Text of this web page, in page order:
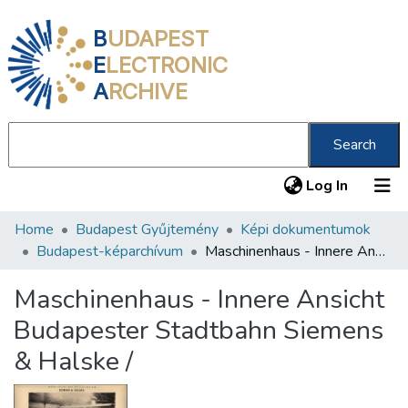
BUDAPEST
ELECTRONIC
ARCHIVE
Search
Log In (current)
Communities & Collections
Statistics
About us
Home Budapest Gyűjtemény
Képi dokumentumok
Budapest-képarchívum
Maschinenhaus - Innere Ansicht Budapester Stadtbahn Siemens & Halske /
Maschinenhaus - Innere Ansicht
Budapester Stadtbahn Siemens
& Halske /